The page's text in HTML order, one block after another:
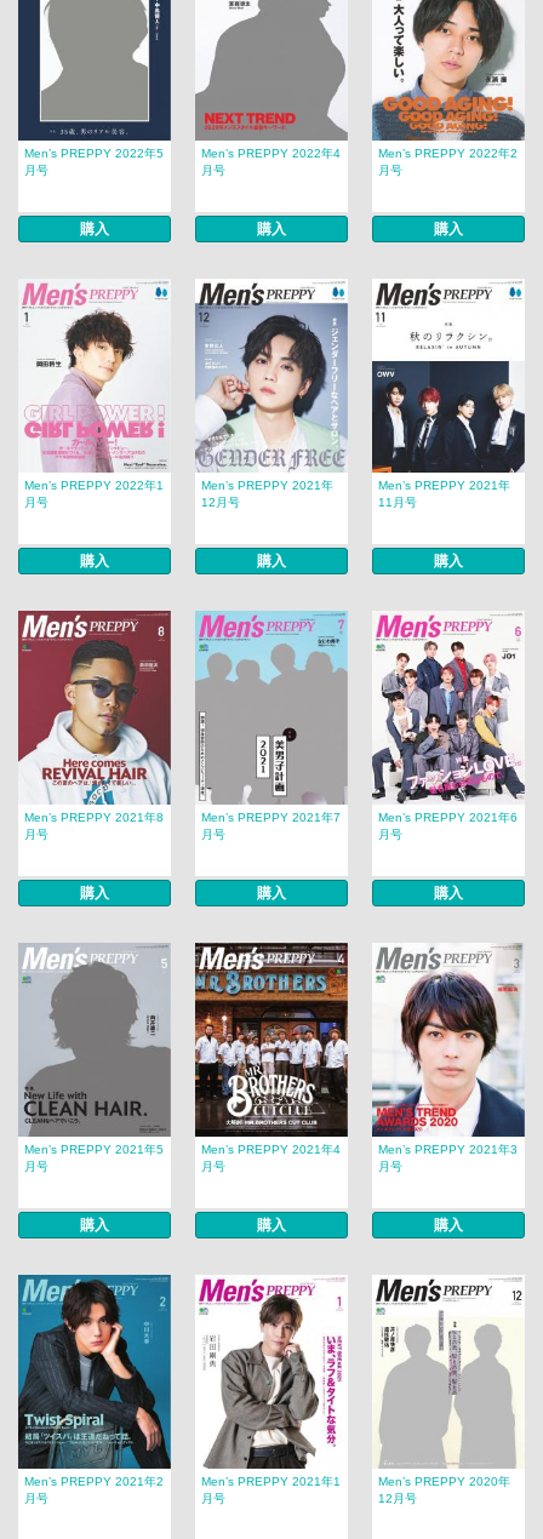
Men’s PREPPY 2022年5
月号
購入
Men’s PREPPY 2022年4
月号
購入
Men’s PREPPY 2022年2
月号
購入
Men’s PREPPY 2022年1
月号
購入
Men’s PREPPY 2021年
12月号
購入
Men’s PREPPY 2021年
11月号
購入
Men’s PREPPY 2021年8
月号
購入
Men’s PREPPY 2021年7
月号
購入
Men’s PREPPY 2021年6
月号
購入
Men’s PREPPY 2021年5
月号
購入
Men’s PREPPY 2021年4
月号
購入
Men’s PREPPY 2021年3
月号
購入
Men’s PREPPY 2021年2
月号
Men’s PREPPY 2021年1
月号
Men’s PREPPY 2020年
12月号